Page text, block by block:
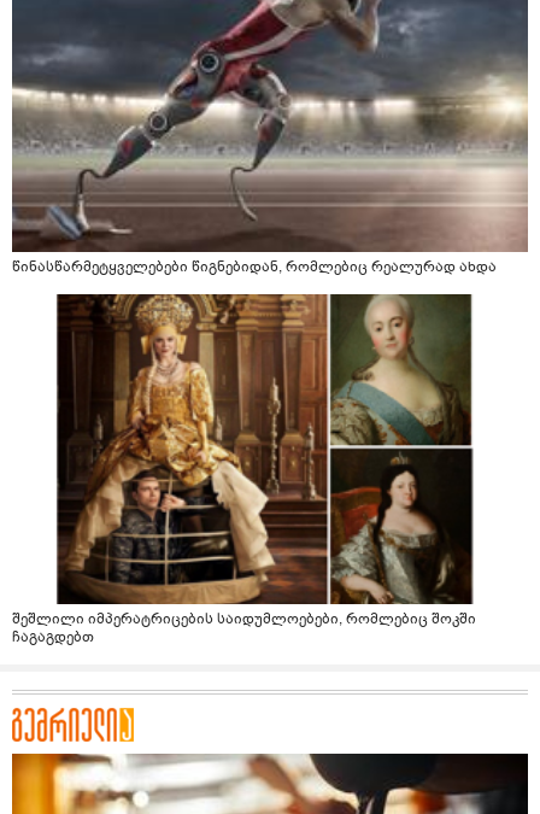
წინასწარმეტყველებები წიგნებიდან, რომლებიც რეალურად ახდა
შეშლილი იმპერატრიცების საიდუმლოებები, რომლებიც შოკში
ჩაგაგდებთ